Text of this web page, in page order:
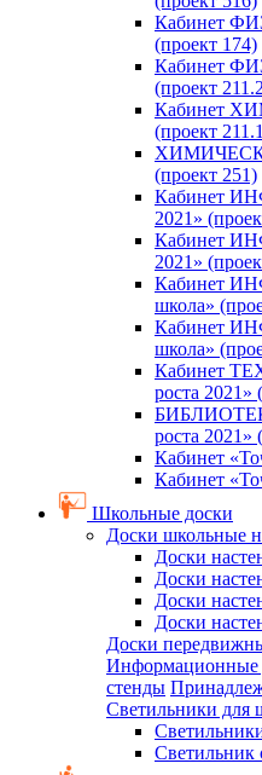
Кабинет
(проект 174)
Кабинет
(проект
Кабинет
(проект
(проект 251)
Кабинет
2021»
Кабинет
2021»
Кабинет
школа»
Кабинет
школа»
Кабинет
роста 2021»
роста 2021»
Кабинет
Кабинет
Школьные доски
Доски школьные
Доски
Доски
Доски
Доски
Доски
Информационные
стенды
Светильники для